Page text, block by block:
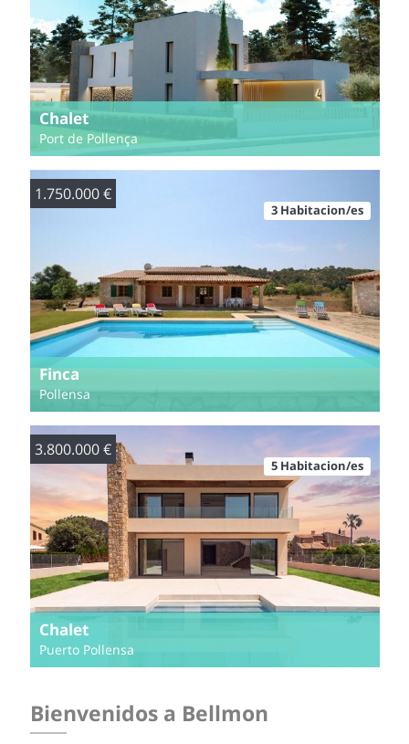
Chalet
Port de Pollença
1.750.000 €
3 Habitacion/es
Finca
Pollensa
3.800.000 €
5 Habitacion/es
Chalet
Puerto Pollensa
Bienvenidos a Bellmon